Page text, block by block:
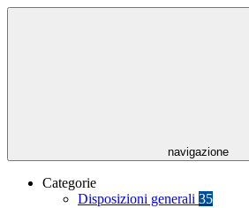
navigazione
Categorie
Disposizioni generali 35